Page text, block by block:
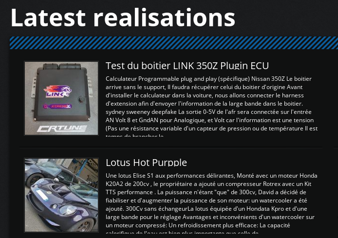
Latest realisations
Test du boitier LINK 350Z Plugin ECU
Calculateur Programmable plug and play (spécifique) Nissan 350Z Le boitier
arrive sans le support, Il faudra récupérer celui du boitier d'origine Avant
d'installer le calculateur dans la voiture, nous allons connecter le harness
d'extension afin d'envoyer l'information de la large bande dans le boitier.
sydney sweeney deepfake La sortie 0-5V de l'afr sera connectée sur l'entrée
AN Volt 8 et GndAN pour Analogique, et Volt car l'information est une tension
(Pas une résistance variable d'un capteur de pression ou de température Il est
temps de brancher le ...
Lotus Hot Purpple
Une lotus Elise S1 aux performances délirantes, Monté avec un moteur Honda
K20A2 de 200cv , le propriétaire a ajouté un compresseur Rotrex avec un Kit
TTS performance . La puissance n'étant "que" de 300cv, David a décidé de
fiabiliser et d'augmenter la puissance de son moteur: un watercooler a été
ajouté. 300Cv sans échangeurLa lotus équipée d'un Hondata Kpro et d'une
large bande pour le réglage Avantages et inconvénients d'un watercooler sur
un moteur compressé: Un refroidissement plus efficace: La capacité
calorifique de l'eau est bien plus importante que celle de ...